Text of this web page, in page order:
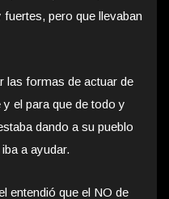
pero que llevaban
las formas de actuar de
el para que de todo y
dando a su pueblo
a ayudar.
entendió que el NO de